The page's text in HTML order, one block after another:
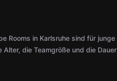
Rooms in Karlsruhe sind für junge
die Teamgröße und die Dauer